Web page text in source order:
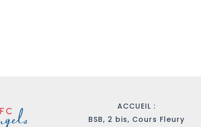
ACCUEIL :
BSB, 2 bis, Cours Fleury